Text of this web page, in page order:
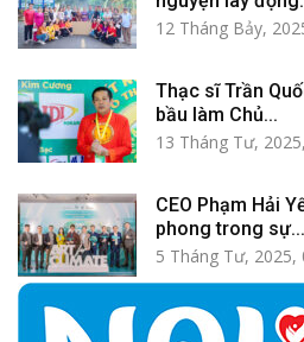
12 Tháng Bảy,
Thạc sĩ Trần
bầu làm Chủ...
13 Tháng Tư,
CEO Phạm Hải
phong trong sự...
5 Tháng Tư, 2025,